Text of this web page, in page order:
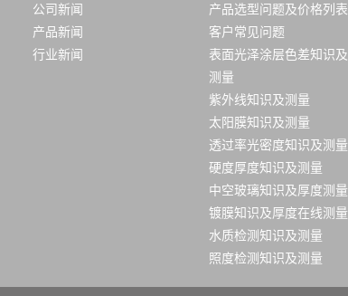
公司新闻
产品新闻
行业新闻
产品选型问题及价格列表
客户常见问题
表面光泽涂层色差知识及
测量
紫外线知识及测量
太阳膜知识及测量
透过率光密度知识及测量
硬度厚度知识及测量
中空玻璃知识及厚度测量
镀膜知识及厚度在线测量
水质检测知识及测量
照度检测知识及测量